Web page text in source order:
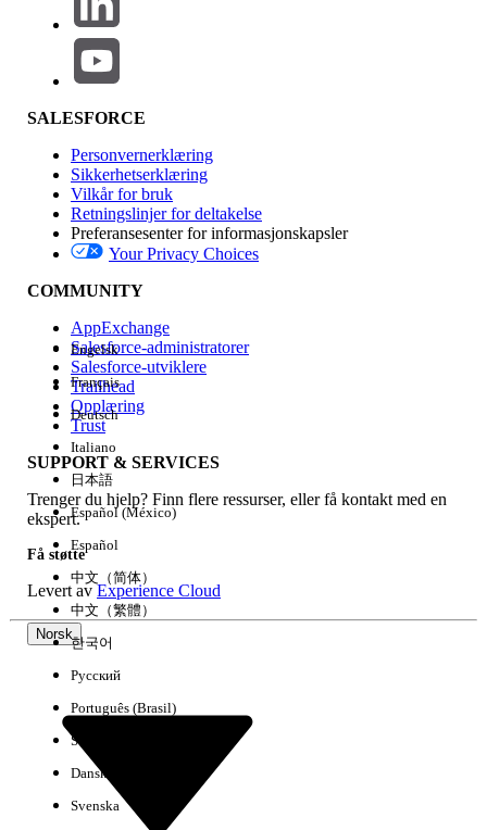
Funksjonsinnvirkning
Utgave
Erfaring
Fjern alle Utført
SALESFORCE
Personvernerklæring
Sikkerhetserklæring
Vilkår for bruk
Retningslinjer for deltakelse
Preferansesenter for informasjonskapsler
Your Privacy Choices
COMMUNITY
AppExchange
Salesforce-administratorer
Salesforce-utviklere
Trailhead
Opplæring
Trust
SUPPORT & SERVICES
Trenger du hjelp? Finn flere ressurser, eller få kontakt med en
ekspert.
Få støtte
Levert avExperience Cloud
Norsk
Engelsk
Français
Deutsch
Italiano
日本語
Español (México)
Español
中文（简体）
中文（繁體）
한국어
Русский
Português (Brasil)
Suomi
Dansk
Svenska